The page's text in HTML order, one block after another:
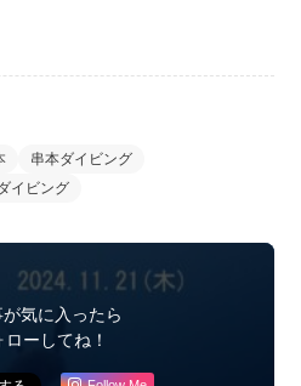
串本ダイビング
イビング
気に入ったら
ローしてね！